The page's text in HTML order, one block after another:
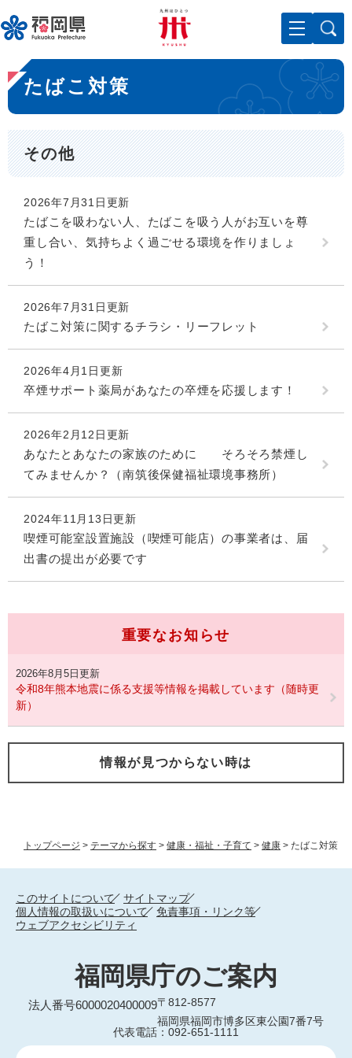
ー
ジ
先
頭
で
。
メニューを飛ばして本文へ
トップページ > テーマから探す > 健康・福祉・子育て > 健康 > たばこ対策
本
文
たばこ対策
その他
2026年7月31日更新
たばこを吸わない人、たばこを吸う人がお互いを尊
重し合い、気持ちよく過ごせる環境を作りましょ
う！
2026年7月31日更新
たばこ対策に関するチラシ・リーフレット
2026年4月1日更新
卒煙サポート薬局があなたの卒煙を応援します！
2026年2月12日更新
あなたとあなたの家族のために そろそろ禁煙し
てみませんか？（南筑後保健福祉環境事務所）
2024年11月13日更新
喫煙可能室設置施設（喫煙可能店）の事業者は、届
出書の提出が必要です
重要なお知らせ
2026年8月5日更新
令和8年熊本地震に係る支援等情報を掲載しています（随時更
新）
情報が見つからない時は
このサイトについて
サイトマップ
個人情報の取扱いについて
免責事項・リンク等
ウェブアクセシビリティ
福岡県庁のご案内
法人番号6000020400009〒812-8577
福岡県福岡市博多区東公園7番7号
代表電話：092-651-1111